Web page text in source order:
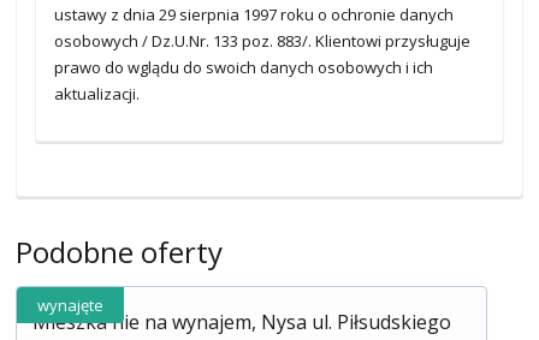
ustawy z dnia 29 sierpnia 1997 roku o ochronie danych
osobowych / Dz.U.Nr. 133 poz. 883/. Klientowi przysługuje
prawo do wglądu do swoich danych osobowych i ich
aktualizacji.
Podobne oferty
wynajęte
Mieszka nie na wynajem, Nysa ul. Piłsudskiego